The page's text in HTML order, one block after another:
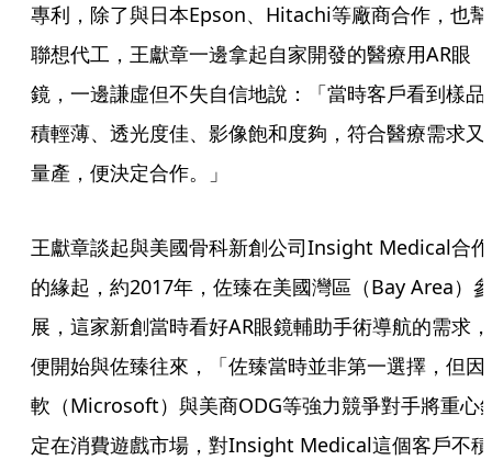
專利，除了與日本Epson、Hitachi等廠商合作，也幫
聯想代工，王獻章一邊拿起自家開發的醫療用AR眼
鏡，一邊謙虛但不失自信地說：「當時客戶看到樣品
積輕薄、透光度佳、影像飽和度夠，符合醫療需求又
量產，便決定合作。」
王獻章談起與美國骨科新創公司Insight Medical合作
的緣起，約2017年，佐臻在美國灣區（Bay Area）參
展，這家新創當時看好AR眼鏡輔助手術導航的需求，
便開始與佐臻往來，「佐臻當時並非第一選擇，但因
軟（Microsoft）與美商ODG等強力競爭對手將重心
定在消費遊戲市場，對Insight Medical這個客戶不積